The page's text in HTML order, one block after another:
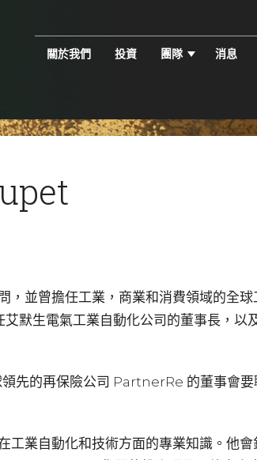
關於我們 投資 團隊 消息
並曾擔任工業，商業和消費領域的全球
默生電氣工業自動化公司的董事長，以
先的再保險公司 PartnerRe 的董事會要
業自動化和技術方面的專業知識。他會